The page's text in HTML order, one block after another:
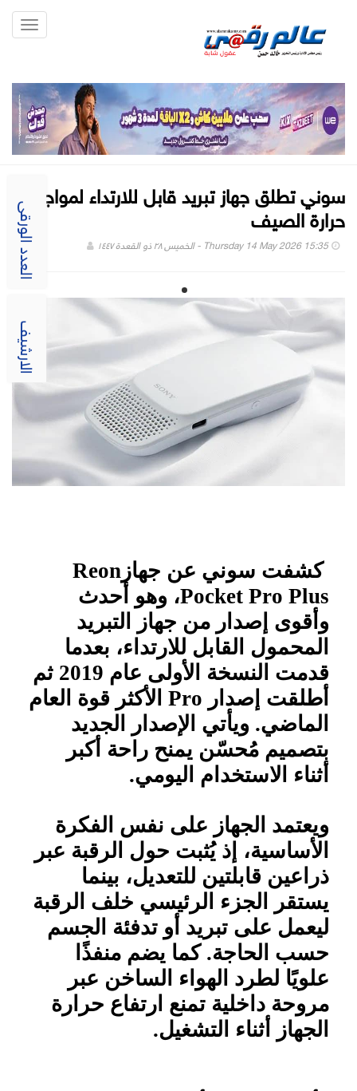
العدد الورقى
الارشيف
سوني تطلق جهاز تبريد قابل للارتداء لمواجهة
حرارة الصيف
Thursday 14 May 2026 15:35 - الخميس ٢٨ ذو القعدة ١٤٤٧
كشفت سوني عن جهاز Reon
Pocket Pro Plus، وهو أحدث
وأقوى إصدار من جهاز التبريد
المحمول القابل للارتداء، بعدما
قدمت النسخة الأولى عام 2019 ثم
أطلقت إصدار Pro الأكثر قوة العام
الماضي. ويأتي الإصدار الجديد
بتصميم مُحسّن يمنح راحة أكبر
أثناء الاستخدام اليومي.
ويعتمد الجهاز على نفس الفكرة
الأساسية، إذ يُثبت حول الرقبة عبر
ذراعين قابلتين للتعديل، بينما
يستقر الجزء الرئيسي خلف الرقبة
ليعمل على تبريد أو تدفئة الجسم
حسب الحاجة. كما يضم منفذًا
علويًا لطرد الهواء الساخن عبر
مروحة داخلية تمنع ارتفاع حرارة
الجهاز أثناء التشغيل.